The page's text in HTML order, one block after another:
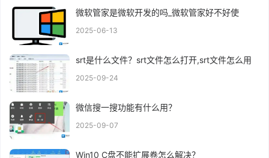
微软管家是微软开发的吗_微软管家好不好使
2025-06-13
srt是什么文件？srt文件怎么打开,srt文件怎么用
2025-09-24
微信搜一搜功能有什么用？
2025-09-07
Win10 C盘不能扩展卷怎么解决？